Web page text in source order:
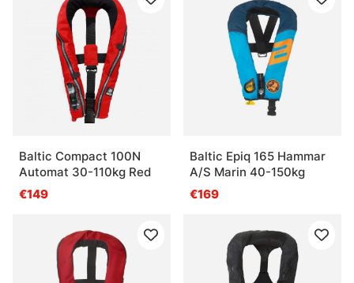
Baltic Compact 100N
Automat 30-110kg Red
€149
Baltic Epiq 165 Hammar
A/S Marin 40-150kg
€169